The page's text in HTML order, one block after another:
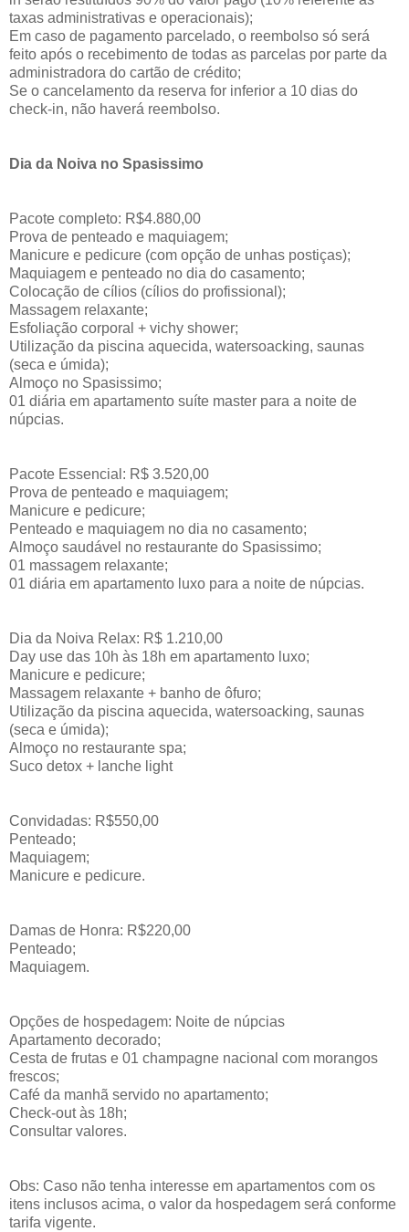
taxas administrativas e operacionais);
Em caso de pagamento parcelado, o reembolso só será
feito após o recebimento de todas as parcelas por parte da
administradora do cartão de crédito;
Se o cancelamento da reserva for inferior a 10 dias do
check-in, não haverá reembolso.
Dia da Noiva no Spasissimo
Pacote completo: R$4.880,00
Prova de penteado e maquiagem;
Manicure e pedicure (com opção de unhas postiças);
Maquiagem e penteado no dia do casamento;
Colocação de cílios (cílios do profissional);
Massagem relaxante;
Esfoliação corporal + vichy shower;
Utilização da piscina aquecida, watersoacking, saunas
(seca e úmida);
Almoço no Spasissimo;
01 diária em apartamento suíte master para a noite de
núpcias.
Pacote Essencial: R$ 3.520,00
Prova de penteado e maquiagem;
Manicure e pedicure;
Penteado e maquiagem no dia no casamento;
Almoço saudável no restaurante do Spasissimo;
01 massagem relaxante;
01 diária em apartamento luxo para a noite de núpcias.
Dia da Noiva Relax: R$ 1.210,00
Day use das 10h às 18h em apartamento luxo;
Manicure e pedicure;
Massagem relaxante + banho de ôfuro;
Utilização da piscina aquecida, watersoacking, saunas
(seca e úmida);
Almoço no restaurante spa;
Suco detox + lanche light
Convidadas: R$550,00
Penteado;
Maquiagem;
Manicure e pedicure.
Damas de Honra: R$220,00
Penteado;
Maquiagem.
Opções de hospedagem: Noite de núpcias
Apartamento decorado;
Cesta de frutas e 01 champagne nacional com morangos
frescos;
Café da manhã servido no apartamento;
Check-out às 18h;
Consultar valores.
Obs: Caso não tenha interesse em apartamentos com os
itens inclusos acima, o valor da hospedagem será conforme
tarifa vigente.